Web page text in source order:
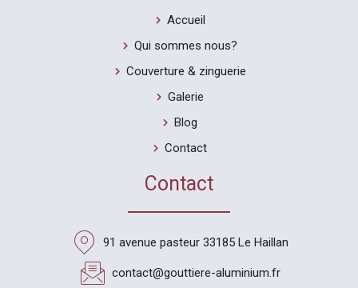
Accueil
Qui sommes nous?
Couverture & zinguerie
Galerie
Blog
Contact
Contact
91 avenue pasteur 33185 Le Haillan
contact@gouttiere-aluminium.fr